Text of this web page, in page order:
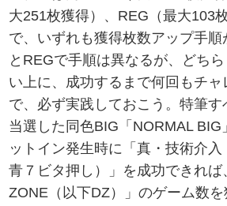
大251枚獲得）、REG（最大103
で、いずれも獲得枚数アップ手
とREGで手順は異なるが、どち
い上に、成功するまで何回もチ
で、必ず実践しておこう。特筆
当選した同色BIG「NORMAL BIG
ットイン発生時に「真・技術介
青７ビタ押し）」を成功できれば
ZONE（以下DZ）」のゲーム数